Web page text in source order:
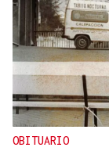
OBITUARIO